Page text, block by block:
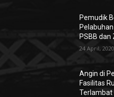
Pemudik
PSBB dan
24 April,
Angin di
Fasilitas
Terlambat